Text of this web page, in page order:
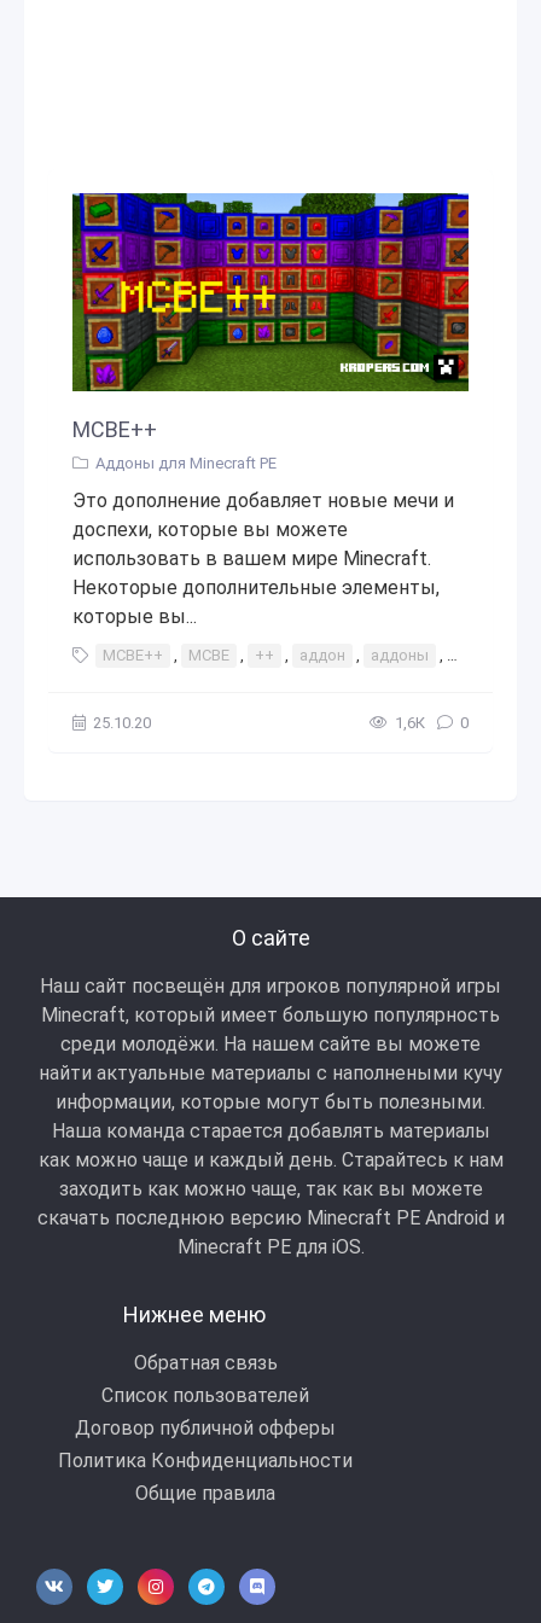
MCBE++
Аддоны для Minecraft PE
Это дополнение добавляет новые мечи и
доспехи, которые вы можете
использовать в вашем мире Minecraft.
Некоторые дополнительные элементы,
которые вы...
MCBE++ , MCBE , ++ , аддон , аддоны , интересное
25.10.20 1,6К 0
О сайте
Наш сайт посвещён для игроков популярной игры
Minecraft, который имеет большую популярность
среди молодёжи. На нашем сайте вы можете
найти актуальные материалы с наполнеными кучу
информации, которые могут быть полезными.
Наша команда старается добавлять материалы
как можно чаще и каждый день. Старайтесь к нам
заходить как можно чаще, так как вы можете
скачать последнюю версию Minecraft PE Android и
Minecraft РЕ для iOS.
Нижнее меню
Обратная связь
Список пользователей
Договор публичной офферы
Политика Конфиденциальности
Общие правила